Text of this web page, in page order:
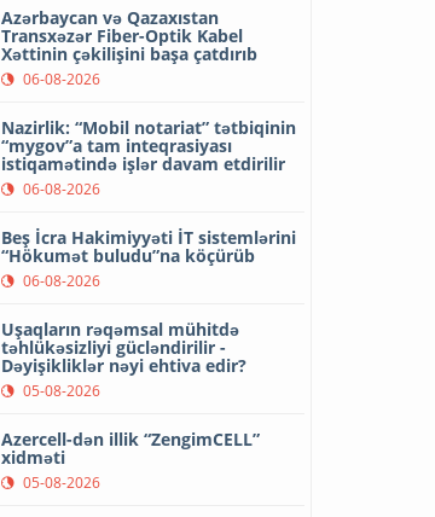
Azərbaycan və Qazaxıstan
Transxəzər Fiber-Optik Kabel
Xəttinin çəkilişini başa çatdırıb
06-08-2026
Nazirlik: “Mobil notariat” tətbiqinin
“mygov”a tam inteqrasiyası
istiqamətində işlər davam etdirilir
06-08-2026
Beş İcra Hakimiyyəti İT sistemlərini
“Hökumət buludu”na köçürüb
06-08-2026
Uşaqların rəqəmsal mühitdə
təhlükəsizliyi gücləndirilir -
Dəyişikliklər nəyi ehtiva edir?
05-08-2026
Azercell-dən illik “ZengimCELL”
xidməti
05-08-2026